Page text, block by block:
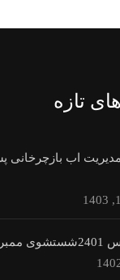
تازه
اب بازچرخانی
قلیا